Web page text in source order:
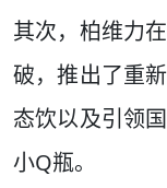
其次，柏维力
破，推出了重
态饮以及引领
小Q瓶。